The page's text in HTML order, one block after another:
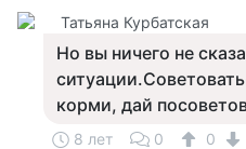
Татьяна Курбатская
Но вы ничего не
корми, дай
8 лет 0 0